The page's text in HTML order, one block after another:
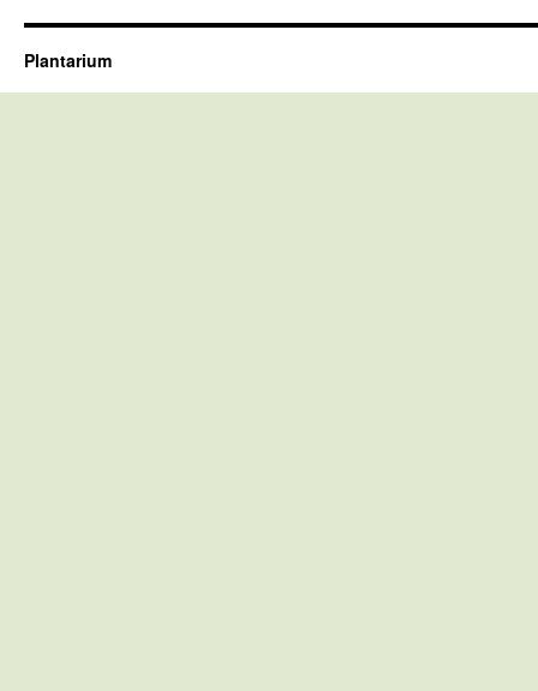
Plantarium